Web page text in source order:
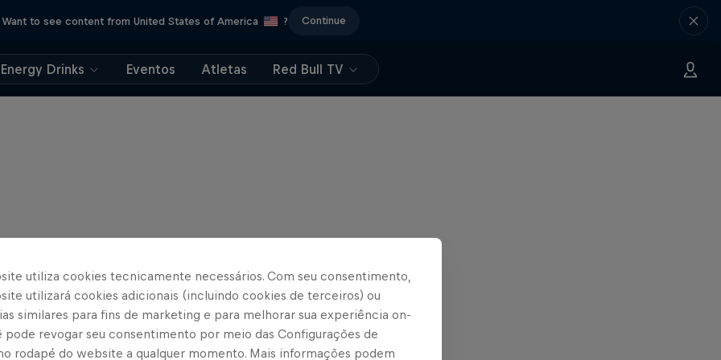
Want to see content from United States of America ? Continue
Energy Drinks Eventos Atletas Red Bull TV
utiliza cookies tecnicamente necessários. Com seu consentimento,
utilizará cookies adicionais (incluindo cookies de terceiros) ou
similares para fins de marketing e para melhorar sua experiência on-
pode revogar seu consentimento por meio das Configurações de
rodapé do website a qualquer momento. Mais informações podem